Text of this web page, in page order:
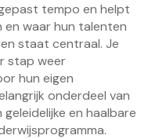
tempo en helpt
en waar hun talenten
staat centraal. Je
stap weer
hun eigen
onderdeel van
en haalbare